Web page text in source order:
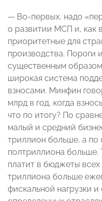
— Во-первых, надо
о развитии МСП и, как
приоритетные для
производства. Пороги
существенным
широкая система
взносами. Минфин
млрд в год, когда
что по итогу? По
малый и средний
триллион больше, а по
полтриллиона больше.
платит в бюджеты
триллиона больше
фискальной нагрузки